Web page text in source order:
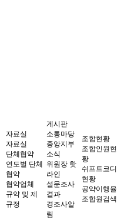
자료실
자료실
단체협약
연도별 단체
협약
협약업체
규약 및 제
규정
게시판
소통마당
중앙지부
소식
위원장 핫
라인
설문조사
결과
경조사알
림
조합현황
조합인원현
황
쉬프트코디
현황
공약이행율
조합원검색